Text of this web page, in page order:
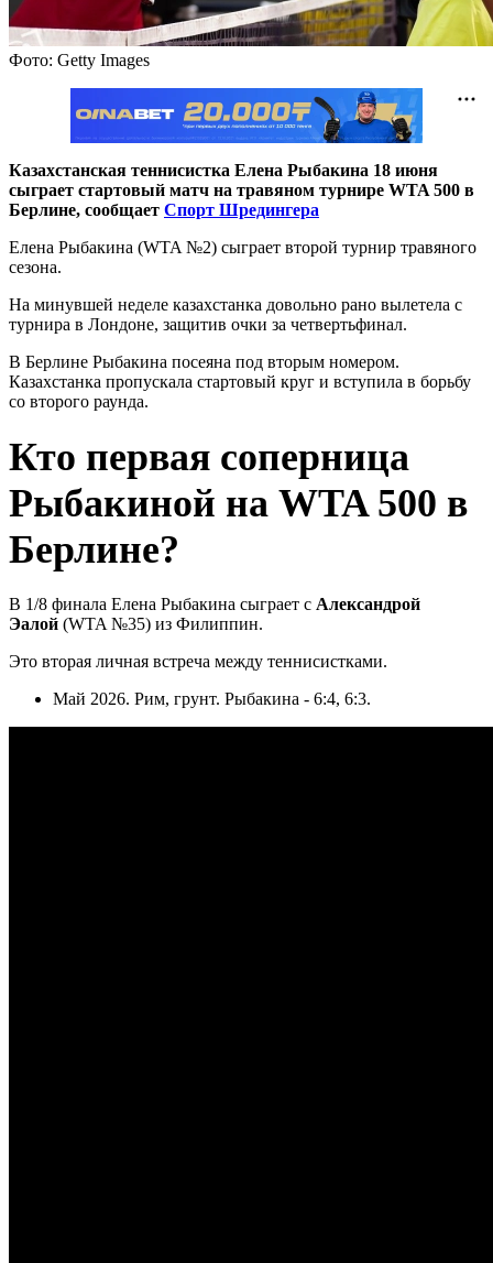
Фото: Getty Images
Казахстанская теннисистка Елена Рыбакина 18 июня
сыграет стартовый матч на травяном турнире WTA 500 в
Берлине, сообщает Спорт Шредингера
Елена Рыбакина (WTA №2) сыграет второй турнир травяного
сезона.
На минувшей неделе казахстанка довольно рано вылетела с
турнира в Лондоне, защитив очки за четвертьфинал.
В Берлине Рыбакина посеяна под вторым номером.
Казахстанка пропускала стартовый круг и вступила в борьбу
со второго раунда.
Кто первая соперница
Рыбакиной на WTA 500 в
Берлине?
В 1/8 финала Елена Рыбакина сыграет с Александрой
Эалой (WTA №35) из Филиппин.
Это вторая личная встреча между теннисистками.
Май 2026. Рим, грунт. Рыбакина - 6:4, 6:3.